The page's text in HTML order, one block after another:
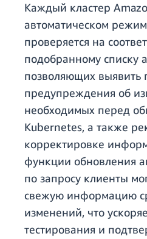
Каждый кластер
автоматическом
проверяется на
подобранному списку
позволяющих выявить
предупреждения об
необходимых перед
Kubernetes, а также
корректировке
функции обновления
по запросу клиенты
свежую информацию
изменений, что
тестирования и